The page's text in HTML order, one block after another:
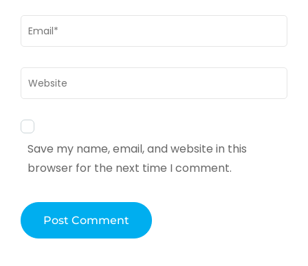
Email *
Website
Save my name, email, and website in this
browser for the next time I comment.